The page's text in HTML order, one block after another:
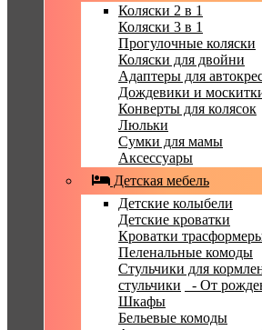
Коляски 2 в 1
Коляски 3 в 1
Прогулочные коляски
Коляски для двойни
Адаптеры для
Дождевики и
Конверты для колясок
Люльки
Сумки для мамы
Аксессуары
Детская мебель
Детские колыбели
Детские кроватки
Кроватки
Пеленальные комоды
Стульчики для
стульчики
- От
Шкафы
Бельевые комоды